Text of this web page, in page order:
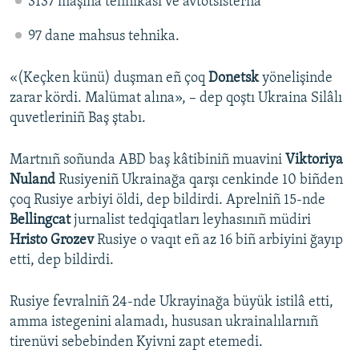
97 dane mahsus tehnika.
«(Keçken künü) duşman eñ çoq Donetskyönelişinde
zarar kördi. Malümat alına», – dep qoştı Ukraina Silâlı
quvetleriniñ Baş ştabı.
Martnıñ soñunda ABD baş kâtibiniñ muavini Viktoriya
Nuland Rusiyeniñ Ukrainağa qarşı cenkinde 10 biñden
çoq Rusiye arbiyi öldi, dep bildirdi. Aprelniñ 15-nde
Bellingcatjurnalist tedqiqatları leyhasınıñ müdiri
Hristo GrozevRusiye o vaqıt eñ az 16 biñ arbiyini ğayıp
etti, dep bildirdi.
Rusiye fevralniñ 24-nde Ukrayinağa büyük istilâ etti,
amma istegenini alamadı, hususan ukrainalılarnıñ
tirenüvi sebebinden Kyivni zapt etemedi.